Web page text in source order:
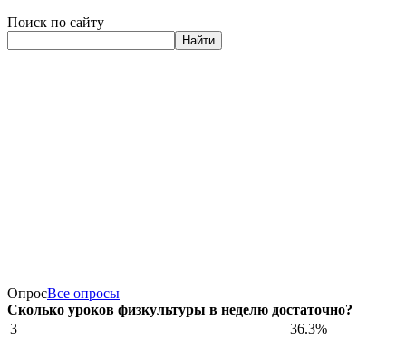
Поиск по сайту
Найти
ОпросВсе опросы
Сколько уроков физкультуры в неделю достаточно?
3
36.3%